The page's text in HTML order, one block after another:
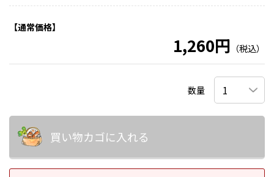
【通常価格】
1,260円 （税込）
数量
買い物カゴに入れる